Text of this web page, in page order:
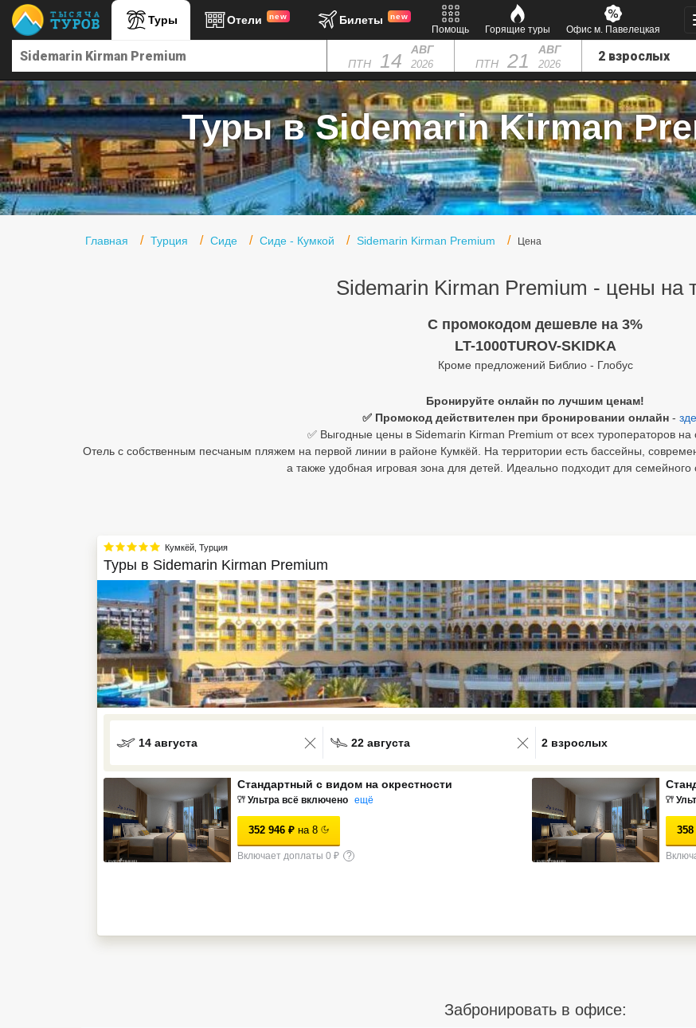
Туры Отели new Билеты new
Помощь Горящие туры Офис м. Павелецкая
ПТН 14 АВГ
2026 ПТН 21 АВГ
2026
Туры в Sidemarin Kirman
Главная Турция Сиде Сиде - Кумкой Sidemarin Kirman Premium Цена
Sidemarin Kirman Premium - цены на
C промокодом дешевле на 3%
LT-1000TUROV-SKIDKA
Кроме предложений Библио - Глобус
Бронируйте онлайн по лучшим ценам!
✅ Промокод действителен при бронировании онлайн -
✅ Выгодные цены в Sidemarin Kirman Premium от всех туроператоров на
Отель с собственным песчаным пляжем на первой линии в районе Кумкёй. На территории есть бассейны,
а также удобная игровая зона для детей. Идеально подходит для семейного
Кумкёй, Турция
Туры в Sidemarin Kirman Premium
14 августа 22 августа
0 results available. Select is
2 взрослых
Стандартный с видом на окрестности
Ультра всё включено ещё
352 946 ₽ на 8
Включает доплаты 0 ₽ ?
358
Забронировать в офисе:
Главная
Туры в Турцию
Туры в Египет
Туры в ОАЭ
Офис г. Москва
Северный Гоа
Большой Сочи
ТОП 10 лучших отелей 5*